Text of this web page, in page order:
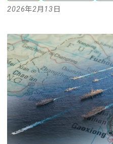
2026年2月13日